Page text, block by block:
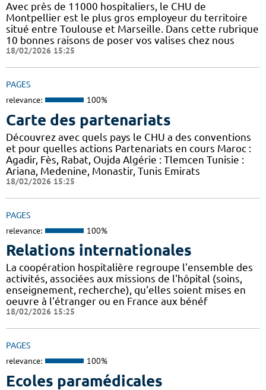
Avec près de 11000 hospitaliers, le CHU de
Montpellier est le plus gros employeur du territoire
situé entre Toulouse et Marseille. Dans cette rubrique
10 bonnes raisons de poser vos valises chez nous
18/02/2026 15:25
PAGES
relevance: 100%
Carte des partenariats
Découvrez avec quels pays le CHU a des conventions
et pour quelles actions Partenariats en cours Maroc :
Agadir, Fès, Rabat, Oujda Algérie : Tlemcen Tunisie :
Ariana, Medenine, Monastir, Tunis Emirats
18/02/2026 15:25
PAGES
relevance: 100%
Relations internationales
La coopération hospitalière regroupe l'ensemble des
activités, associées aux missions de l'hôpital (soins,
enseignement, recherche), qu'elles soient mises en
oeuvre à l'étranger ou en France aux bénéf
18/02/2026 15:25
PAGES
relevance: 100%
Ecoles paramédicales